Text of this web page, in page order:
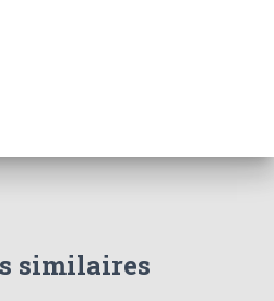
similaires